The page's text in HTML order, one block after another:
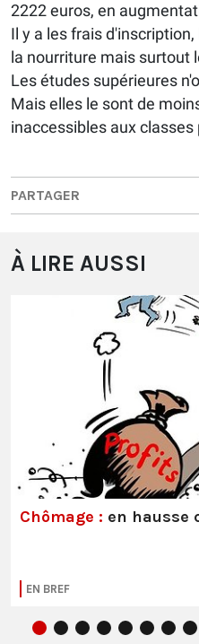
2222 euros, en
Il y a les frais
la nourriture mais surtout
Les études supérieures
Mais elles le sont de
inaccessibles aux classes
PARTAGER
À LIRE AUSSI
Chômage : en hausse
EN BREF